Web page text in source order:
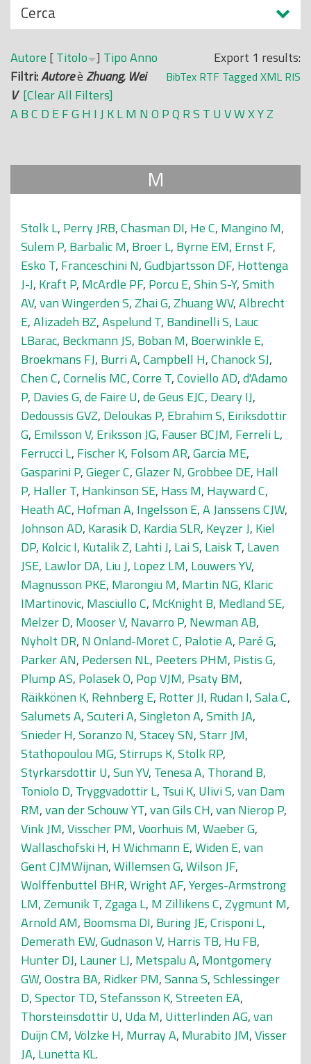
N
a
s
c
o
n
d
Cerca
Export 1 results:
BibTex RTF Tagged XML RIS
Autore [Titolo ] TipoAnno
Filtri:AutoreèZhuang, Wei
V [Clear All Filters]
ABC D EFG H IJ KLM N O PQ RS T U VWXYZ
M
Stolk L, Perry JRB,Chasman DI, He C, Mangino M,
Sulem P, Barbalic M, Broer L, Byrne EM, Ernst F,
Esko T, Franceschini N,Gudbjartsson DF, Hottenga
J-J, Kraft P, McArdle PF, Porcu E,Shin S-Y,Smith
AV,van Wingerden S,Zhai G,Zhuang WV,Albrecht
E,Alizadeh BZ,Aspelund T, Bandinelli S, Lauc
LBarac, Beckmann JS, Boban M, Boerwinkle E,
Broekmans FJ, Burri A,Campbell H,Chanock SJ,
Chen C,Cornelis MC,Corre T,Coviello AD,d'Adamo
P, Davies G,de Faire U,de Geus EJC, Deary IJ,
Dedoussis GVZ, Deloukas P, Ebrahim S, Eiriksdottir
G, Emilsson V, Eriksson JG, Fauser BCJM, Ferreli L,
Ferrucci L, Fischer K, Folsom AR,Garcia ME,
Gasparini P,Gieger C,Glazer N,Grobbee DE, Hall
P, Haller T, Hankinson SE, Hass M, Hayward C,
Heath AC, Hofman A, Ingelsson E,A Janssens CJW,
Johnson AD, Karasik D, Kardia SLR, Keyzer J, Kiel
DP, Kolcic I, Kutalik Z, Lahti J, Lai S, Laisk T, Laven
JSE, Lawlor DA, Liu J, Lopez LM, Louwers YV,
Magnusson PKE, Marongiu M, Martin NG, Klaric
IMartinovic, Masciullo C, McKnight B, Medland SE,
Melzer D, Mooser V, Navarro P, Newman AB,
Nyholt DR, N Onland-Moret C, Palotie A, Paré G,
Parker AN, Pedersen NL, Peeters PHM, Pistis G,
Plump AS, Polasek O, Pop VJM, Psaty BM,
Räikkönen K, Rehnberg E, Rotter JI, Rudan I,Sala C,
Salumets A,Scuteri A,Singleton A,Smith JA,
Snieder H,Soranzo N,Stacey SN,Starr JM,
Stathopoulou MG,Stirrups K,Stolk RP,
Styrkarsdottir U,Sun YV, Tenesa A, Thorand B,
Toniolo D, Tryggvadottir L, Tsui K, Ulivi S,van Dam
RM,van der Schouw YT,van Gils CH,van Nierop P,
Vink JM,Visscher PM,Voorhuis M,Waeber G,
Wallaschofski H, H Wichmann E,Widen E,van
Gent CJMWijnan,Willemsen G,Wilson JF,
Wolffenbuttel BHR,Wright AF,Yerges-Armstrong
LM,Zemunik T,Zgaga L, M Zillikens C,Zygmunt M,
Arnold AM, Boomsma DI, Buring JE,Crisponi L,
Demerath EW,Gudnason V, Harris TB, Hu FB,
Hunter DJ, Launer LJ, Metspalu A, Montgomery
GW,Oostra BA, Ridker PM,Sanna S,Schlessinger
D,Spector TD,Stefansson K,Streeten EA,
Thorsteinsdottir U, Uda M, Uitterlinden AG,van
Duijn CM,Völzke H, Murray A, Murabito JM,Visser
JA, Lunetta KL.